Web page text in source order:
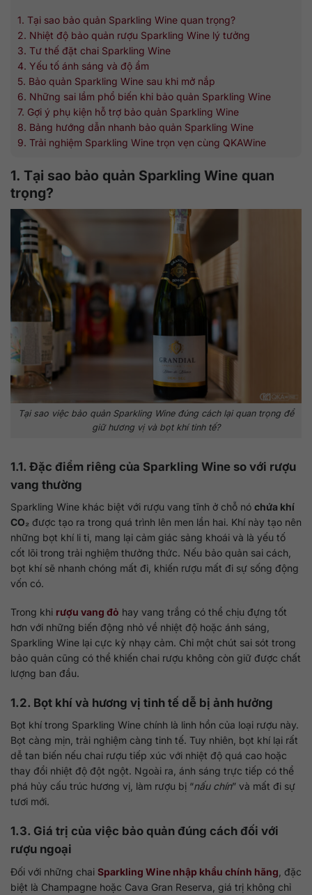
1. Tại sao bảo quản Sparkling Wine quan trọng?
2. Nhiệt độ bảo quản rượu Sparkling Wine lý tưởng
3. Tư thế đặt chai Sparkling Wine
4. Yếu tố ánh sáng và độ ẩm
5. Bảo quản Sparkling Wine sau khi mở nắp
6. Những sai lầm phổ biến khi bảo quản Sparkling Wine
7. Gợi ý phụ kiện hỗ trợ bảo quản Sparkling Wine
8. Bảng hướng dẫn nhanh bảo quản Sparkling Wine
9. Trải nghiệm Sparkling Wine trọn vẹn cùng QKAWine
1. Tại sao bảo quản Sparkling Wine quan
trọng?
Tại sao việc bảo quản Sparkling Wine đúng cách lại quan trọng để
giữ hương vị và bọt khí tinh tế?
1.1. Đặc điểm riêng của Sparkling Wine so với rượu
vang thường
Sparkling Wine khác biệt với rượu vang tĩnh ở chỗ nó chứa khí
CO₂ được tạo ra trong quá trình lên men lần hai. Khí này tạo nên
những bọt khí li ti, mang lại cảm giác sảng khoái và là yếu tố
cốt lõi trong trải nghiệm thưởng thức. Nếu bảo quản sai cách,
bọt khí sẽ nhanh chóng mất đi, khiến rượu mất đi sự sống động
vốn có.
Trong khi rượu vang đỏ hay vang trắng có thể chịu đựng tốt
hơn với những biến động nhỏ về nhiệt độ hoặc ánh sáng,
Sparkling Wine lại cực kỳ nhạy cảm. Chỉ một chút sai sót trong
bảo quản cũng có thể khiến chai rượu không còn giữ được chất
lượng ban đầu.
1.2. Bọt khí và hương vị tinh tế dễ bị ảnh hưởng
Bọt khí trong Sparkling Wine chính là linh hồn của loại rượu này.
Bọt càng mịn, trải nghiệm càng tinh tế. Tuy nhiên, bọt khí lại rất
dễ tan biến nếu chai rượu tiếp xúc với nhiệt độ quá cao hoặc
thay đổi nhiệt độ đột ngột. Ngoài ra, ánh sáng trực tiếp có thể
phá hủy cấu trúc hương vị, làm rượu bị “nấu chín” và mất đi sự
tươi mới.
1.3. Giá trị của việc bảo quản đúng cách đối với
rượu ngoại
Đối với những chai Sparkling Wine nhập khẩu chính hãng , đặc
biệt là Champagne hoặc Cava Gran Reserva, giá trị không chỉ